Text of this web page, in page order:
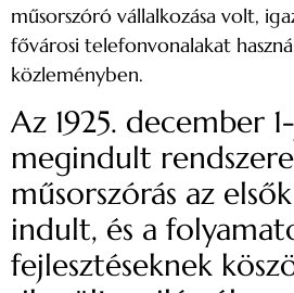
műsorszóró vállalkozása volt,
fővárosi telefonvonalakat
közleményben.
Az 1925. december
megindult
műsorszórás az
indult, és a
fejlesztéseknek